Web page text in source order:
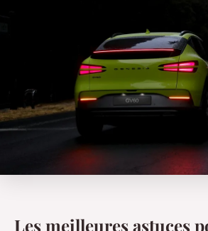
Les meilleures astuces